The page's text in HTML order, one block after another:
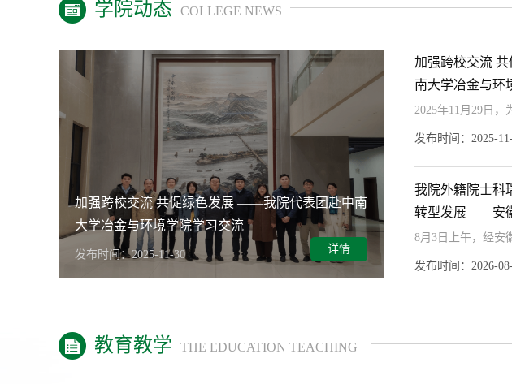
学院动态 COLLEGE NEWS
加强跨校交流 共促绿色发展 ——我院代表团赴中南
大学冶金与环境学院学习交流
发布时间：2025-11-30 详情
党委书记杨贤金到
加强跨校交流
南大学冶金与环
2025年11月29日
发布时间：2025-
我院外籍院士科
转型发展——安
8月3日上午，经安
发布时间：2026-
教育教学 THE EDUCATION TEACHING